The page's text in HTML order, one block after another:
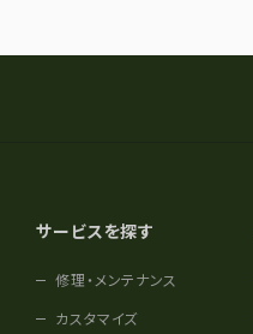
サービスを探す
修理・メンテナンス
カスタマイズ